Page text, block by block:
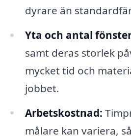
dyrare än
Yta och antal
samt deras storlek
mycket tid och
jobbet.
Arbetskostnad:
målare kan variera,